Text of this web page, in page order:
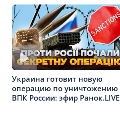
Украина готовит новую
операцию по уничтожению
ВПК России: эфир Ранок.LIVE